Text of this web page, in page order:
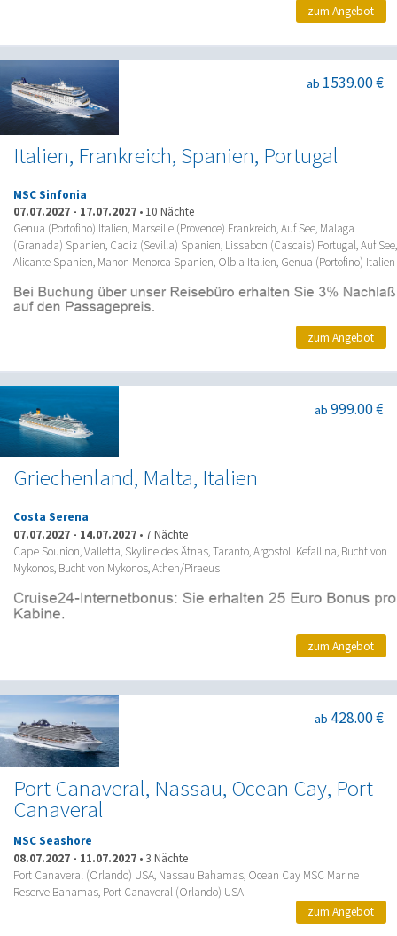
zum Angebot
Italien, Frankreich, Spanien, Portugal
ab 1539.00 €
MSC Sinfonia
07.07.2027 - 17.07.2027 • 10 Nächte
Genua (Portofino) Italien, Marseille (Provence) Frankreich, Auf See, Malaga
(Granada) Spanien, Cadiz (Sevilla) Spanien, Lissabon (Cascais) Portugal, Auf See,
Alicante Spanien, Mahon Menorca Spanien, Olbia Italien, Genua (Portofino) Italien
zum Angebot
Griechenland, Malta, Italien
ab 999.00 €
Costa Serena
07.07.2027 - 14.07.2027 • 7 Nächte
Cape Sounion, Valletta, Skyline des Ätnas, Taranto, Argostoli Kefallina, Bucht von
Mykonos, Bucht von Mykonos, Athen/Piraeus
zum Angebot
Port Canaveral, Nassau, Ocean Cay, Port
Canaveral
ab 428.00 €
MSC Seashore
08.07.2027 - 11.07.2027 • 3 Nächte
Port Canaveral (Orlando) USA, Nassau Bahamas, Ocean Cay MSC Marine
Reserve Bahamas, Port Canaveral (Orlando) USA
zum Angebot